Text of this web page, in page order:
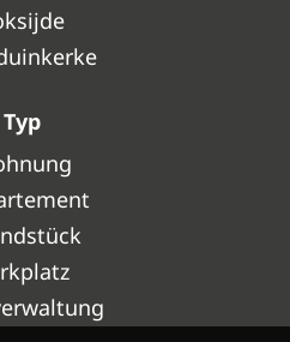
Typ